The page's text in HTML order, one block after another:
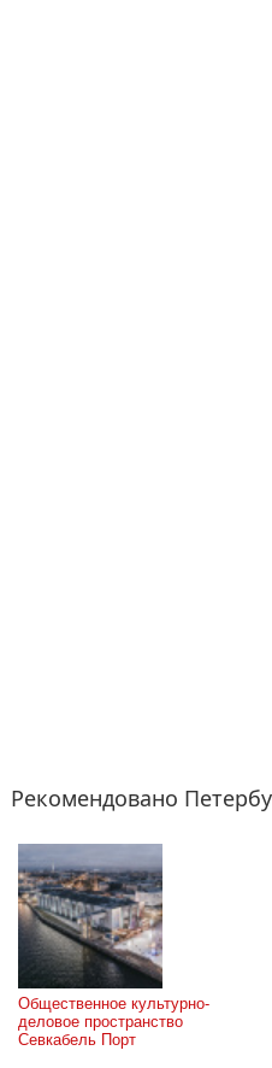
Рекомендовано
Общественное культурно-
деловое пространство
Севкабель Порт